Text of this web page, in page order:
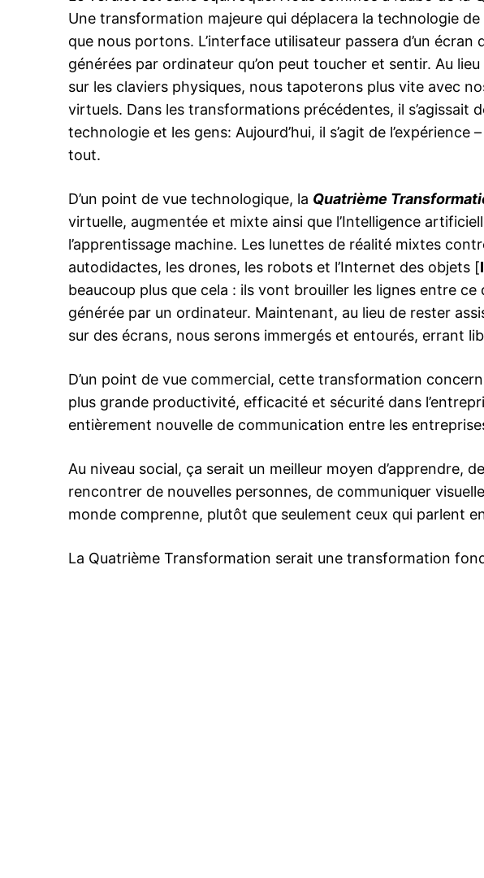
le1.ma
l'intelligence de
Une transformation majeure qui déplacera la technologie
que nous portons. L’interface utilisateur passera d’un écran
générées par ordinateur qu’on peut toucher et sentir. Au
sur les claviers physiques, nous tapoterons plus vite avec
virtuels. Dans les transformations précédentes, il s’agissait
technologie et les gens: Aujourd’hui, il s’agit de l’expérience
tout.
D’un point de vue technologique, la Quatrième
virtuelle, augmentée et mixte ainsi que l’Intelligence
l’apprentissage machine. Les lunettes de réalité mixtes
autodidactes, les drones, les robots et l’Internet des objets [
beaucoup plus que cela : ils vont brouiller les lignes entre ce
générée par un ordinateur. Maintenant, au lieu de rester
sur des écrans, nous serons immergés et entourés, errant
D’un point de vue commercial, cette transformation
plus grande productivité, efficacité et sécurité dans
entièrement nouvelle de communication entre les
Au niveau social, ça serait un meilleur moyen d’apprendre,
rencontrer de nouvelles personnes, de communiquer
monde comprenne, plutôt que seulement ceux qui parlent
La Quatrième Transformation serait une transformation